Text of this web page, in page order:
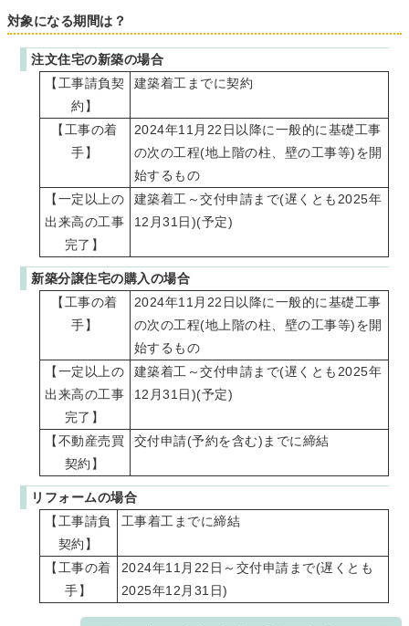
対象になる期間は？
注文住宅の新築の場合
【工事請負契
約】
建築着工までに契約
【工事の着
手】
2024年11月22日以降に一般的に基礎工事
の次の工程(地上階の柱、壁の工事等)を開
始するもの
【一定以上の
出来高の工事
完了】
建築着工～交付申請まで(遅くとも2025年
12月31日)(予定)
新築分譲住宅の購入の場合
【工事の着
手】
2024年11月22日以降に一般的に基礎工事
の次の工程(地上階の柱、壁の工事等)を開
始するもの
【一定以上の
出来高の工事
完了】
建築着工～交付申請まで(遅くとも2025年
12月31日)(予定)
【不動産売買
契約】
交付申請(予約を含む)までに締結
リフォームの場合
【工事請負
契約】
工事着工までに締結
【工事の着
手】
2024年11月22日～交付申請まで(遅くとも
2025年12月31日)